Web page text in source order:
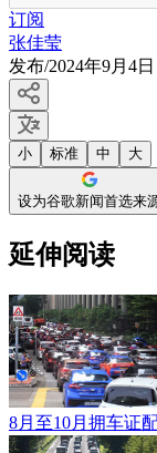
订阅
张佳莹
发布/2024年9月4日
小 标准 中 大
设为谷歌新闻首选来
延伸阅读
8月至10月拥车证